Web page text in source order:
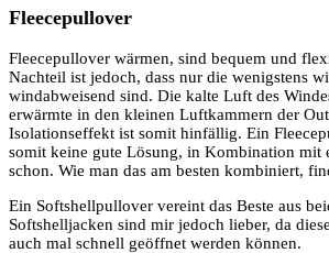
Fleecepullover
Fleecepullover wärmen, sind bequem und
Nachteil ist jedoch, dass nur die wenigstens
windabweisend sind. Die kalte Luft des
erwärmte in den kleinen Luftkammern der
Isolationseffekt ist somit hinfällig. Ein
somit keine gute Lösung, in Kombination mit
schon. Wie man das am besten kombiniert,
Ein Softshellpullover vereint das Beste aus
Softshelljacken sind mir jedoch lieber, da
auch mal schnell geöffnet werden können.